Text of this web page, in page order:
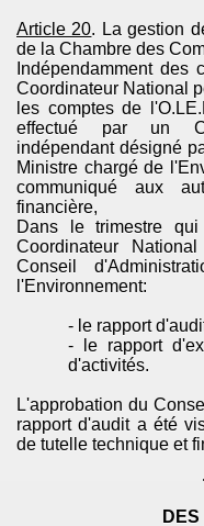
Article 20. La gestion
de la Chambre des
Indépendamment
Coordinateur National
les comptes de l'
effectué par un
indépendant désigné
Ministre chargé de
communiqué aux
financière,
Dans le trimestre
Coordinateur
Conseil
l'Environnement:
- le rapport
- le rapport
d'activités.
L'approbation du
rapport d'audit a été
de tutelle technique et